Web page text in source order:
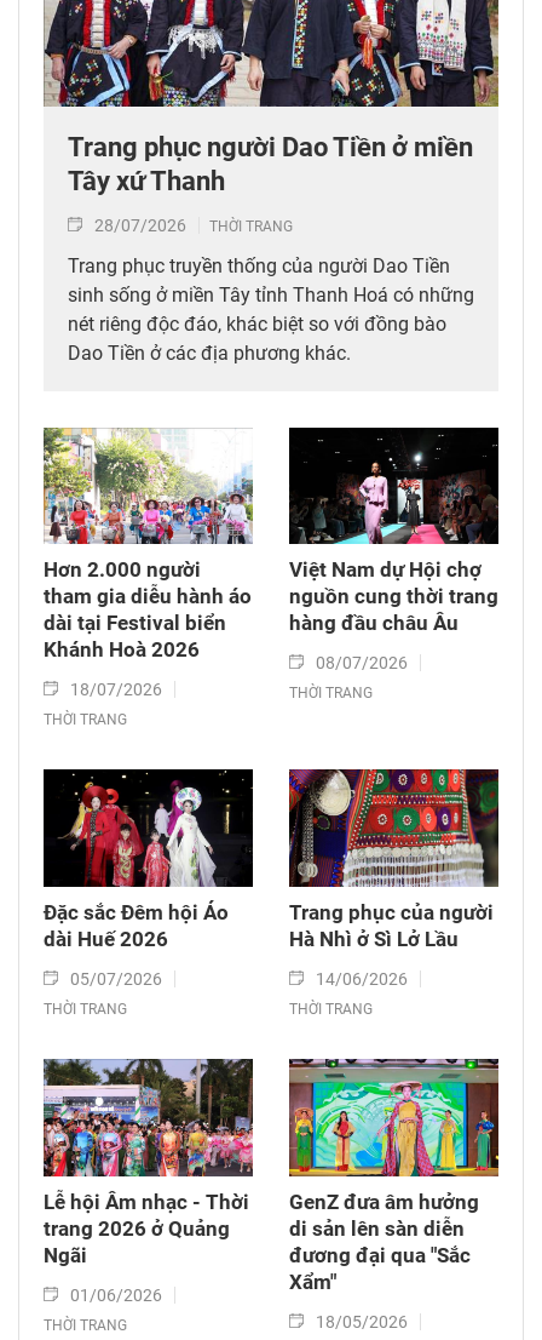
Trang phục người Dao Tiền ở miền
Tây xứ Thanh
28/07/2026 THỜI TRANG
Trang phục truyền thống của người Dao Tiền
sinh sống ở miền Tây tỉnh Thanh Hoá có những
nét riêng độc đáo, khác biệt so với đồng bào
Dao Tiền ở các địa phương khác.
Hơn 2.000 người
tham gia diễu hành áo
dài tại Festival biển
Khánh Hoà 2026
18/07/2026
THỜI TRANG
Việt Nam dự Hội chợ
nguồn cung thời trang
hàng đầu châu Âu
08/07/2026
THỜI TRANG
Đặc sắc Đêm hội Áo
dài Huế 2026
05/07/2026
THỜI TRANG
Trang phục của người
Hà Nhì ở Sì Lở Lầu
14/06/2026
THỜI TRANG
Lễ hội Âm nhạc - Thời
trang 2026 ở Quảng
Ngãi
01/06/2026
THỜI TRANG
GenZ đưa âm hưởng
di sản lên sàn diễn
đương đại qua "Sắc
Xẩm"
18/05/2026